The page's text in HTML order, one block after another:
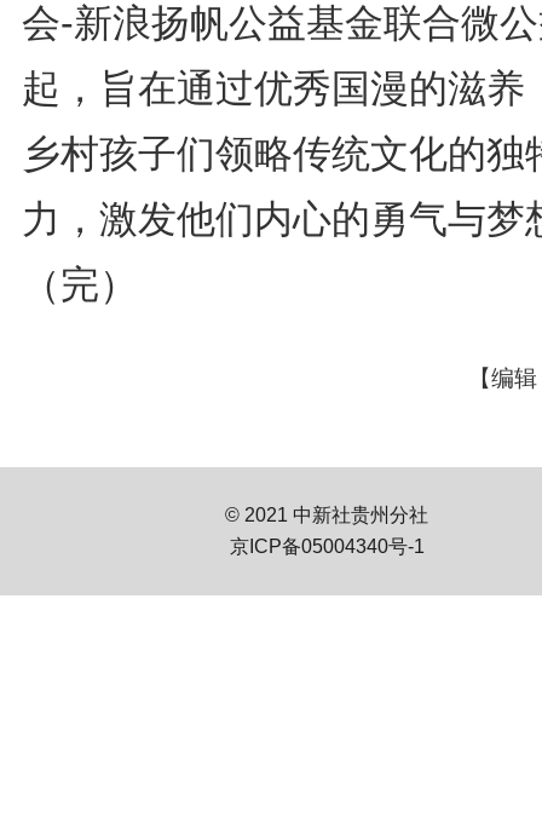
会-新浪扬帆公益基金联合微
起，旨在通过优秀国漫的滋养
乡村孩子们领略传统文化的独
力，激发他们内心的勇气与梦
（完）
【编
© 2021 中新社贵州分社
京ICP备05004340号-1